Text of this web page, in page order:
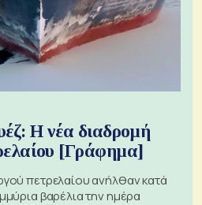
Η νέα διαδρομή
[Γράφημα]
πετρελαίου ανήλθαν κατά
βαρέλια την ημέρα